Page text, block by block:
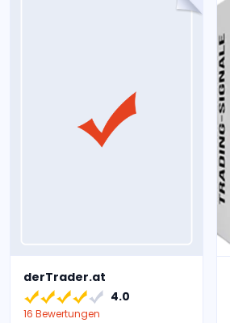
derTrader.at
4.0
16 Bewertungen